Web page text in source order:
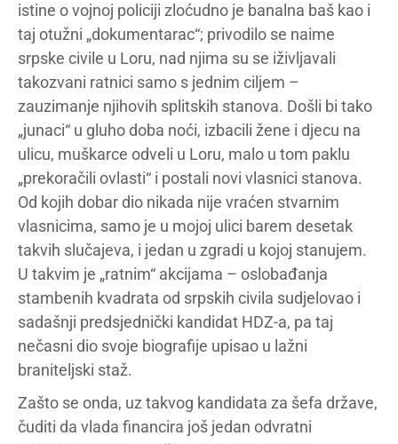
istine o vojnoj policiji zloćudno je banalna baš kao i
taj otužni „dokumentarac“; privodilo se naime
srpske civile u Loru, nad njima su se iživljavali
takozvani ratnici samo s jednim ciljem –
zauzimanje njihovih splitskih stanova. Došli bi tako
„junaci“ u gluho doba noći, izbacili žene i djecu na
ulicu, muškarce odveli u Loru, malo u tom paklu
„prekoračili ovlasti“ i postali novi vlasnici stanova.
Od kojih dobar dio nikada nije vraćen stvarnim
vlasnicima, samo je u mojoj ulici barem desetak
takvih slučajeva, i jedan u zgradi u kojoj stanujem.
U takvim je „ratnim“ akcijama – oslobađanja
stambenih kvadrata od srpskih civila sudjelovao i
sadašnji predsjednički kandidat HDZ-a, pa taj
nečasni dio svoje biografije upisao u lažni
braniteljski staž.
Zašto se onda, uz takvog kandidata za šefa države,
čuditi da vlada financira još jedan odvratni